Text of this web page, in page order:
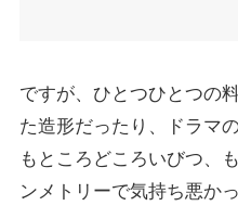
ですが、ひとつひとつの
た造形だったり、ドラマ
もところどころいびつ、
ンメトリーで気持ち悪か